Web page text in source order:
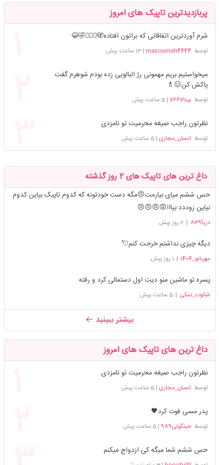
پربازدیدترین تاپیک های امروز
شرم آوردترین اتفاقاتی که براتون افتاده🫣🤦🏻‍♀️🤣😂
توسطmasoumeh4444
|13 ساعت پیش
میخواستیم بریم مهمونی رژ البالویی زده بودم شوهرم گفت
پاکش کن😑💄
توسطبیتا7667 |5 ساعت پیش
نظرتون راجب صیغه محرمیت تو نامزدی
توسط انسان_مجازی |5 ساعت پیش
داغ ترین های تاپیک های 2 روز گذشته
حس ششم میای بیارمت😠مگه دست خودتونه که کدوم تاپیک بیاین کدوم
نیاین زوددد بیااا😡😠😠😠
دریآ839 | 2 روز پیش
دیگه چیزی نداشتم خرجت کنم💘
مهربانو_1404 | 1 روز پیش
پسره تو ماشین منو دیت اول دستمالی کرد و رفته
شاتوت_نمکی | 5 ساعت پیش
بیشتر ببینید
داغ ترین های تاپیک های امروز
نظرتون راجب صیغه محرمیت تو نامزدی
توسط انسان_مجازی |5 ساعت پیش
پدر مسی فوت کرد🖤
توسطجینگولی989 |5 ساعت پیش
حس ششم شما میگه کی ازدواج میکنم